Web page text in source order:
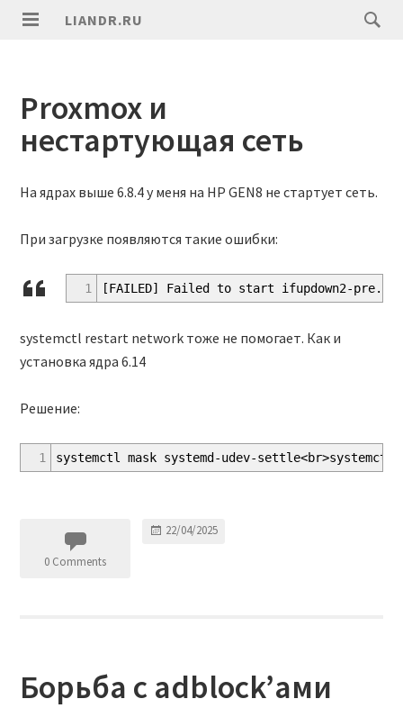
LIANDR.RU
Proxmox и
нестартующая сеть
На ядрах выше 6.8.4 у меня на HP GEN8 не стартует сеть.
При загрузке появляются такие ошибки:
1 [FAILED] Failed to start ifupdown2-
systemctl restart network тоже не помогает. Как и
установка ядра 6.14
Решение:
1 systemctl mask systemd-udev-settle<br>systemctl
0 Comments
22/04/2025
Борьба с adblock’ами